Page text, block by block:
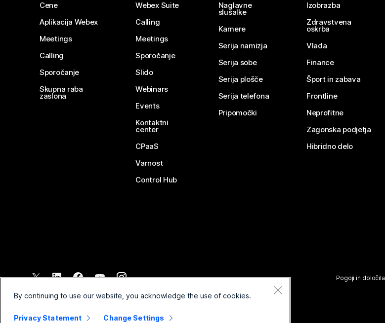
Cene
Aplikacija Webex
Meetings
Calling
Sporočanje
Skupna raba
zaslona
Webex Suite
Calling
Meetings
Sporočanje
Slido
Webinars
Events
Kontaktni
center
CPaaS
Varnost
Control Hub
Naglavne
slušalke
Kamere
Serija namizja
Serija sobe
Serija plošče
Serija telefona
Pripomočki
Izobrazba
Zdravstvena
oskrba
Vlada
Finance
Šport in zabava
Frontline
Neprofitne
Zagonska podjetja
Hibridno delo
2026 Cisco in/ali povezane družbe. Vse pravice pridržane.
Pogoji in določila
By continuing to use our website, you acknowledge the use of cookies.
Privacy Statement Change Settings